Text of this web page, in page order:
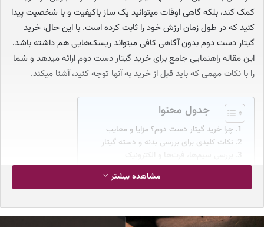
کمک کند، بلکه گاهی اوقات میتوانید یک ساز باکیفیت و با شخصیت پیدا
کنید که در طول زمان ارزش خود را ثابت کرده است. با این حال، خرید
گیتار دست دوم بدون آگاهی کافی میتواند ریسک‌هایی هم داشته باشد.
این مقاله راهنمایی جامع برای خرید گیتار دست دوم ارائه میدهد و شما
را با نکات مهمی که باید قبل از خرید به آنها توجه کنید، آشنا میکند.
جدول محتوا
چرا خرید گیتار دست دوم؟ مزایا و معایب
نکات کلیدی برای بررسی بدنه و دسته گیتار
تست صدای گیتار قبل از خرید
بهترین برندها برای خرید دست دوم
بررسی ظاهر و نگهداری گیتار
نتیجه‌گیری: جمع‌بندی نکات مهم
مشاهده بیشتر